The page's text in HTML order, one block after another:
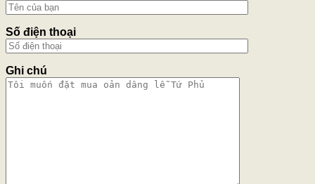
Số điện thoại
Ghi chú